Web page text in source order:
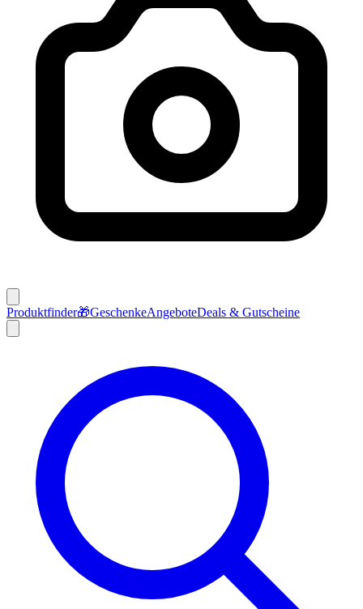
Produktfinder🎁GeschenkeAngeboteDeals & Gutscheine